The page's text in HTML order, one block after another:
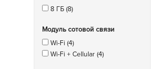
8 ГБ (8)
Модуль сотовой связи
Wi-Fi (4)
Wi-Fi + Cellular (4)